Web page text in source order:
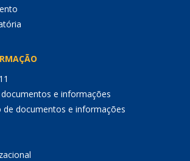
e informações
de documentos e informações